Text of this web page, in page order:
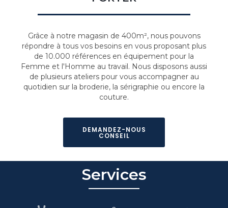
Grâce à notre magasin de 400m², nous pouvons
répondre à tous vos besoins en vous proposant plus
de 10.000 références en équipement pour la
Femme et l'Homme au travail. Nous disposons aussi
de plusieurs ateliers pour vous accompagner au
quotidien sur la broderie, la sérigraphie ou encore la
couture.
DEMANDEZ-NOUS
CONSEIL
Services